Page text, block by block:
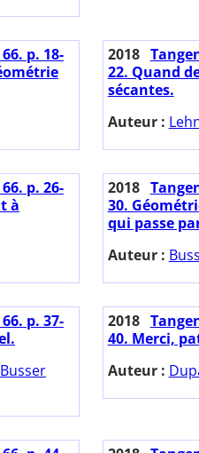
p. 18-
2018
22. Quand
sécantes.
Auteur :
p. 26-
à
2018
30.
qui passe
Auteur :
p. 37-
Busser
2018
40. Merci,
Auteur :